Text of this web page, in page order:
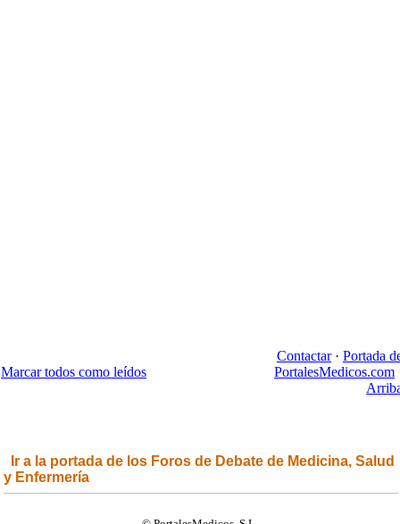
Marcar todos como leídos
Contactar· Portada
PortalesMedicos.com
Ir a la portada de los Foros de Debate de Medicina, Salud
y Enfermería